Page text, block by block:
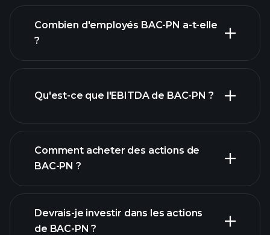
rapports financiers
Combien d'employés BAC-PN a-t-elle
?
Qu'est-ce que l'EBITDA de BAC-PN ?
rapports financiers
Comment acheter des actions de
BAC-PN ?
Devrais-je investir dans les actions
de BAC-PN ?